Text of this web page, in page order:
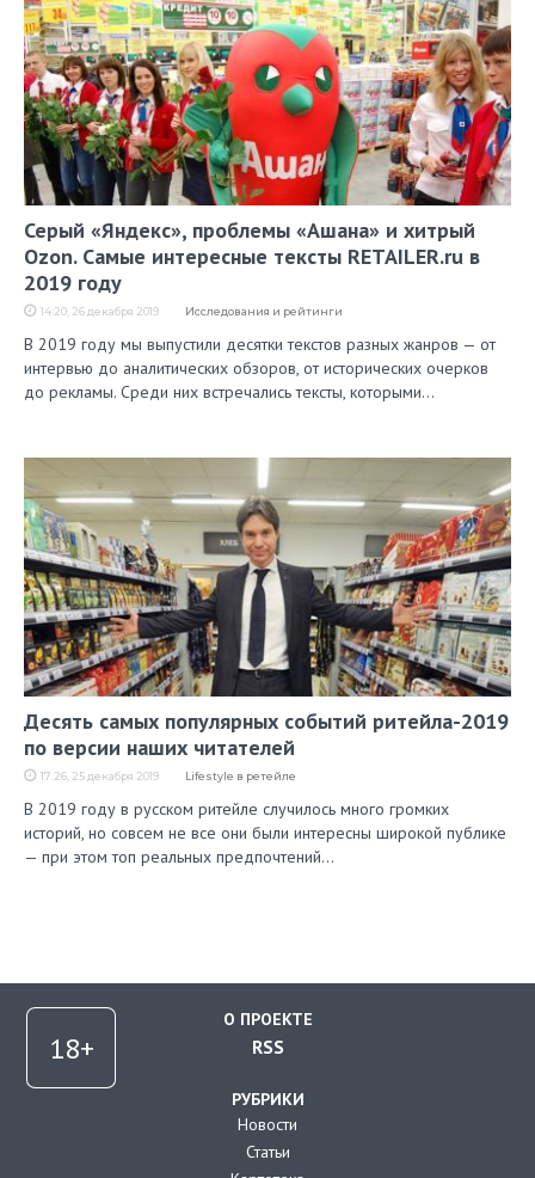
Серый «Яндекс», проблемы «Ашана» и хитрый
Ozon. Самые интересные тексты RETAILER.ru в
2019 году
14:20, 26 декабря 2019 Исследования и рейтинги
В 2019 году мы выпустили десятки текстов разных жанров — от
интервью до аналитических обзоров, от исторических очерков
до рекламы. Среди них встречались тексты, которыми…
Десять самых популярных событий ритейла-2019
по версии наших читателей
17:26, 25 декабря 2019 Lifestyle в ретейле
В 2019 году в русском ритейле случилось много громких
историй, но совсем не все они были интересны широкой публике
— при этом топ реальных предпочтений…
О ПРОЕКТЕ
RSS
РУБРИКИ
Новости
Статьи